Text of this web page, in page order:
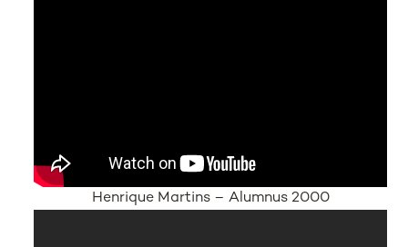
Henrique Martins – Alumnus 2000